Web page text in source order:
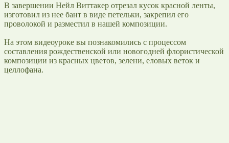
В завершении Нейл Виттакер отрезал кусок красной ленты,
изготовил из нее бант в виде петельки, закрепил его
проволокой и разместил в нашей композиции.
На этом видеоуроке вы познакомились с процессом
составления рождественской или новогодней флористической
композиции из красных цветов, зелени, еловых веток и
целлофана.